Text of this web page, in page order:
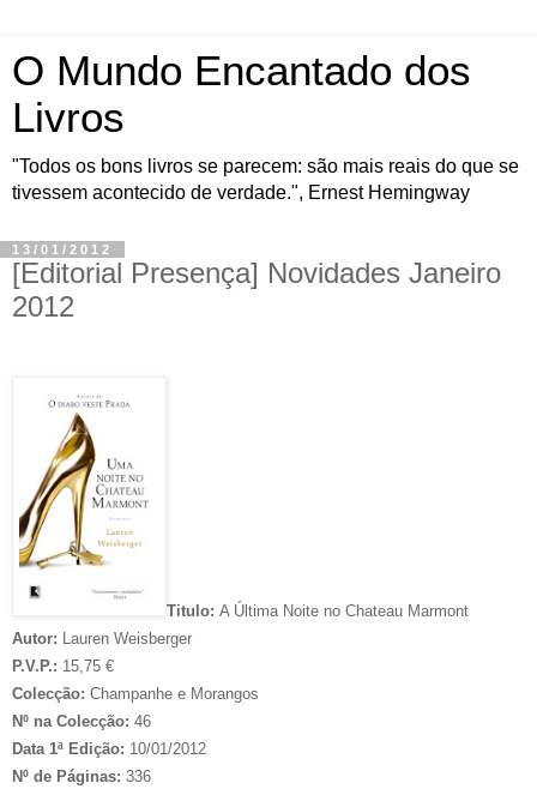
O Mundo Encantado dos
Livros
"Todos os bons livros se parecem: são mais reais do que se
tivessem acontecido de verdade.", Ernest Hemingway
13/01/2012
[Editorial Presença] Novidades Janeiro
2012
Titulo: A Última Noite no Chateau Marmont
Autor:
Lauren Weisberger
P.V.P.: 15,75 €
Colecção: Champanhe e Morangos
Nº na Colecção: 46
Data 1ª Edição: 10/01/2012
Nº de Páginas: 336